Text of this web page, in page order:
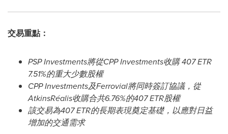
交易重點：
PSP Investments將從CPP Investments收購407 ETR
7.51%的重大少數股權
CPP Investments及Ferrovial將同時簽訂協議，從
AtkinsRéalis收購合共6.76%的407 ETR股權
該交易為407 ETR的長期表現奠定基礎，以應對日益
增加的交通需求